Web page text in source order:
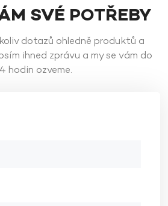
ZJISTĚTE VÍCE
SVÉ POTŘEBY
dotazů ohledně produktů a
ihned zprávu a my se vám do
hodin ozveme.